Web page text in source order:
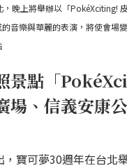
晚上將舉辦以「PokéXciting!
音樂與華麗的表演，將使會場
景點「
場、信義安康
，寶可夢30週年在台北